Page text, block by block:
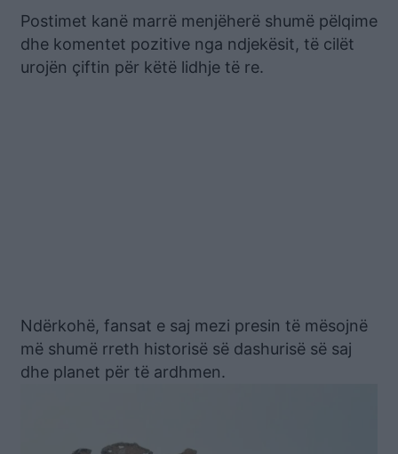
Postimet kanë marrë menjëherë shumë pëlqime
dhe komentet pozitive nga ndjekësit, të cilët
urojën çiftin për këtë lidhje të re.
Ndërkohë, fansat e saj mezi presin të mësojnë
më shumë rreth historisë së dashurisë së saj
dhe planet për të ardhmen.